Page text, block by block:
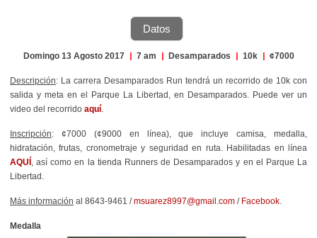
Datos
Domingo 13 Agosto 2017 | 7 am | Desamparados | 10k | ¢7000
Descripción: La carrera Desamparados Run tendrá un recorrido de 10k con
salida y meta en el Parque La Libertad, en Desamparados. Puede ver un
video del recorrido aquí
Inscripción: ¢7000 (¢9000 en línea), que incluye camisa, medalla,
hidratación, frutas, cronometraje y seguridad en ruta. Habilitadas en línea
AQUÍ , así como en la tienda Runners de Desamparados y en el Parque La
Libertad.
Más información al 8643-9461 /msuarez8997@gmail.com / Facebook
Medalla